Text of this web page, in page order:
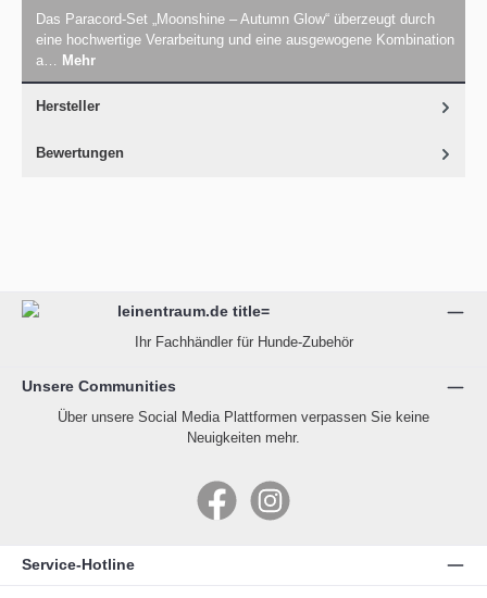
Das Paracord-Set „Moonshine – Autumn Glow“ überzeugt durch
eine hochwertige Verarbeitung und eine ausgewogene Kombination
a… Mehr
Hersteller
Bewertungen
Ihr Fachhändler für Hunde-Zubehör
Unsere Communities
Über unsere Social Media Plattformen verpassen Sie keine
Neuigkeiten mehr.
FacebookInstagram
Service-Hotline